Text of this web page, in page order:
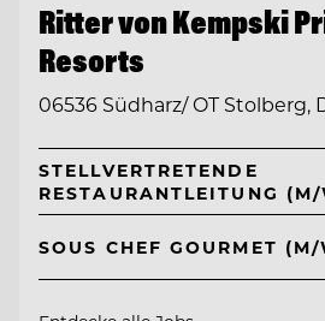
Ritter von Kempski
Resorts
06536 Südharz/ OT Stolberg,
STELLVERTRETENDE
RESTAURANTLEITUNG
SOUS CHEF GOURMET